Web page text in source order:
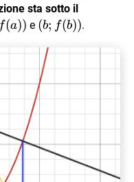
sta sotto il
f(a)) e (b;f(b))
(b; f(b)).